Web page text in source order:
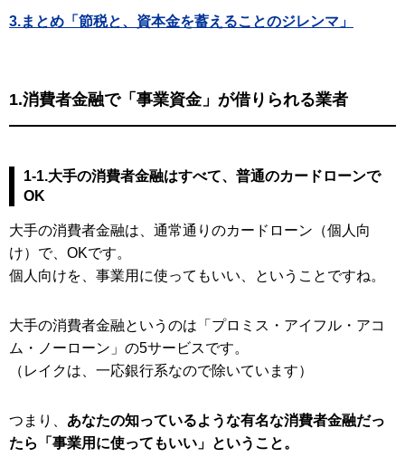
3.まとめ「節税と、資本金を蓄えることのジレンマ」
1.消費者金融で「事業資金」が借りられる業者
1-1.大手の消費者金融はすべて、普通のカードローンで
OK
大手の消費者金融は、通常通りのカードローン（個人向
け）で、OKです。
個人向けを、事業用に使ってもいい、ということですね。
大手の消費者金融というのは「プロミス・アイフル・アコ
ム・ノーローン」の5サービスです。
（レイクは、一応銀行系なので除いています）
つまり、 あなたの知っているような有名な消費者金融だっ
たら「事業用に使ってもいい」ということ。